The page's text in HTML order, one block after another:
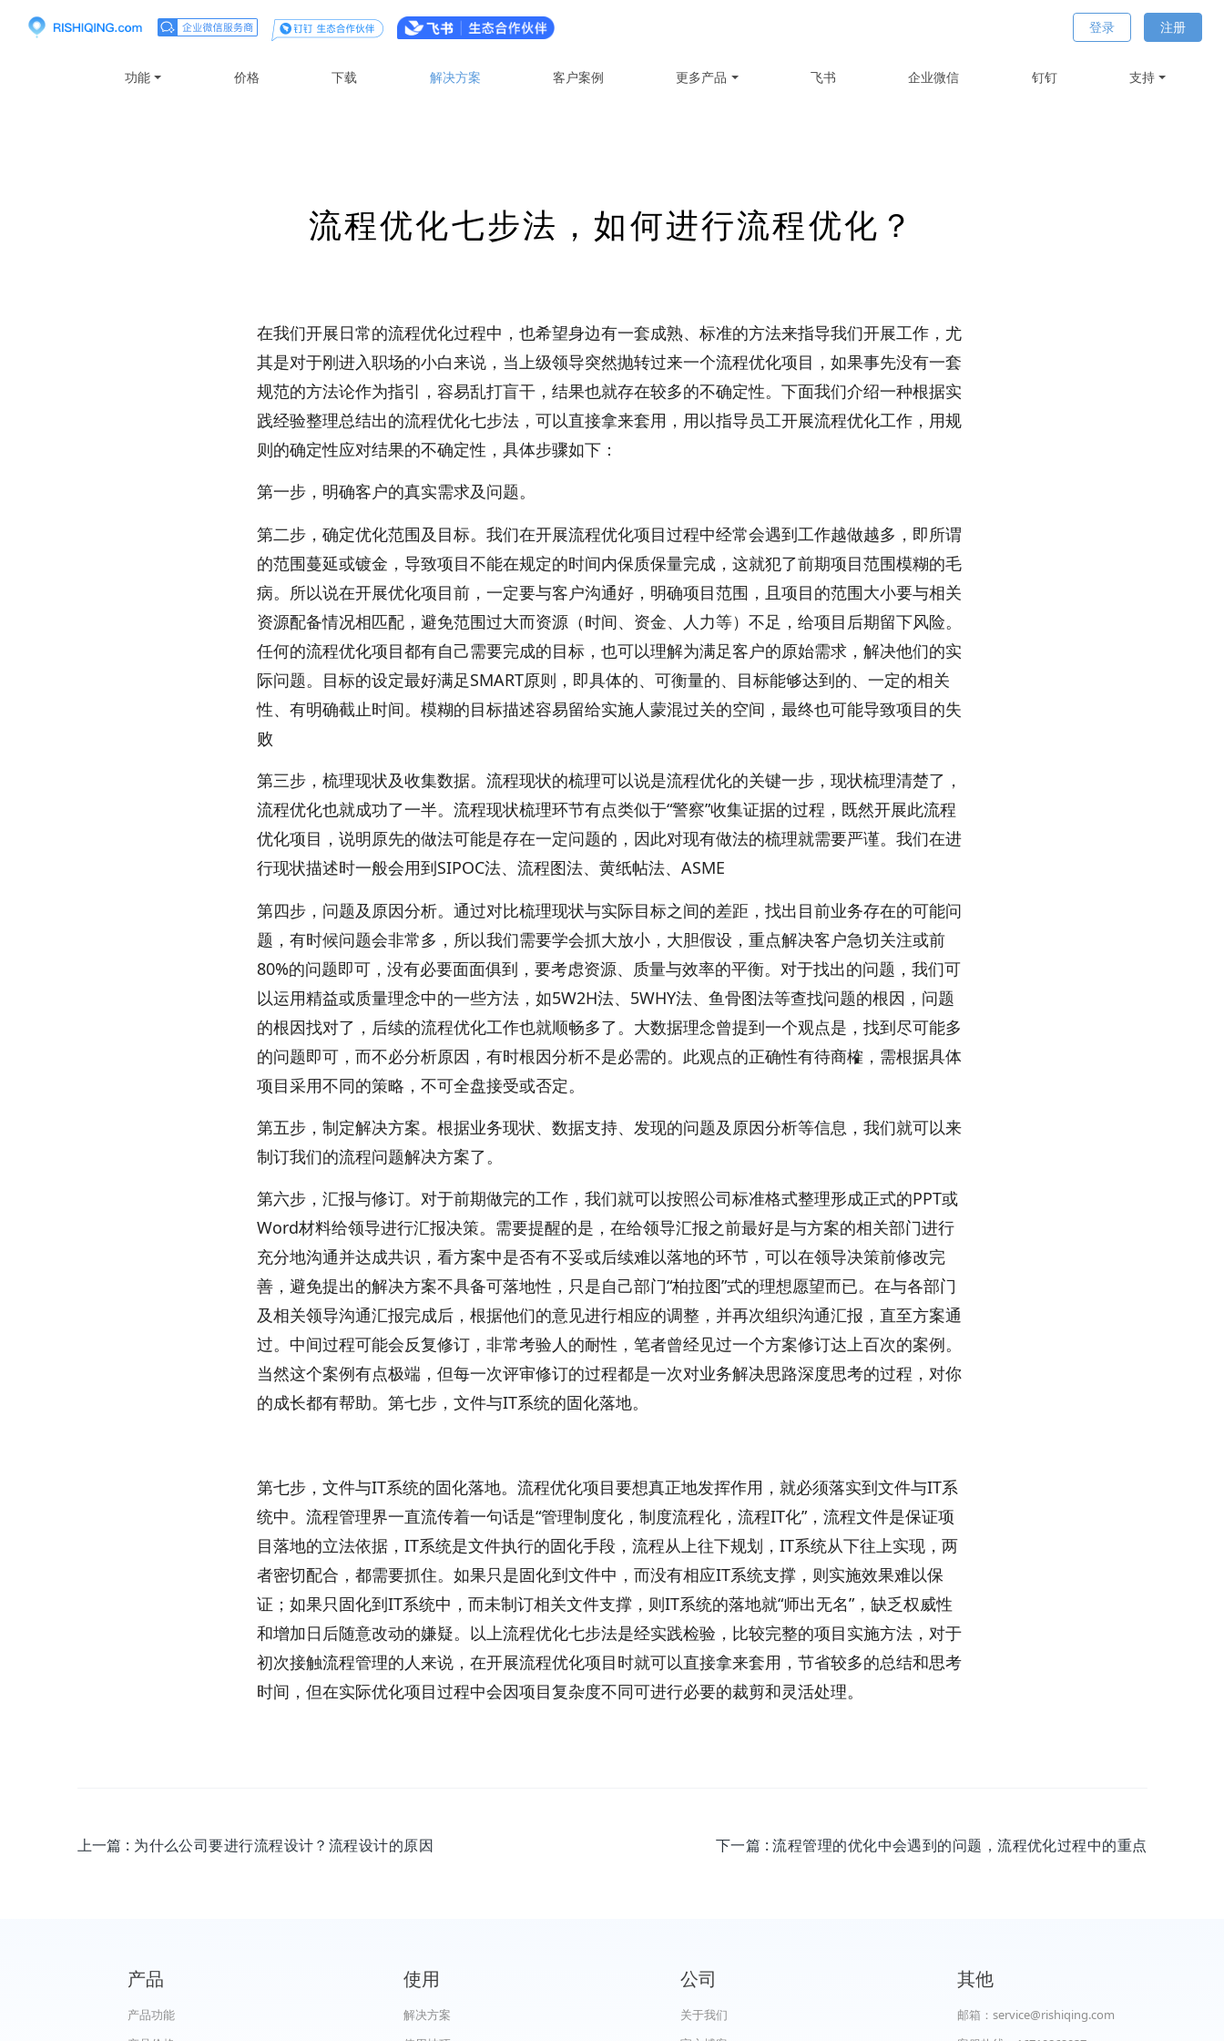
登录 注册
功能 价格 下载 解决方案 客户案例 更多产品 飞书 企业微信 钉钉 支持
流程优化七步法，如何进行流程优化？
在我们开展日常的流程优化过程中，也希望身边有一套成熟、标准的方法来指导我们开展工作，尤
其是对于刚进入职场的小白来说，当上级领导突然抛转过来一个流程优化项目，如果事先没有一套
规范的方法论作为指引，容易乱打盲干，结果也就存在较多的不确定性。下面我们介绍一种根据实
践经验整理总结出的流程优化七步法，可以直接拿来套用，用以指导员工开展流程优化工作，用规
则的确定性应对结果的不确定性，具体步骤如下：
第一步，明确客户的真实需求及问题。
第二步，确定优化范围及目标。我们在开展流程优化项目过程中经常会遇到工作越做越多，即所谓
的范围蔓延或镀金，导致项目不能在规定的时间内保质保量完成，这就犯了前期项目范围模糊的毛
病。所以说在开展优化项目前，一定要与客户沟通好，明确项目范围，且项目的范围大小要与相关
资源配备情况相匹配，避免范围过大而资源（时间、资金、人力等）不足，给项目后期留下风险。
任何的流程优化项目都有自己需要完成的目标，也可以理解为满足客户的原始需求，解决他们的实
际问题。目标的设定最好满足SMART原则，即具体的、可衡量的、目标能够达到的、一定的相关
性、有明确截止时间。模糊的目标描述容易留给实施人蒙混过关的空间，最终也可能导致项目的失
败
第三步，梳理现状及收集数据。流程现状的梳理可以说是流程优化的关键一步，现状梳理清楚了，
流程优化也就成功了一半。流程现状梳理环节有点类似于“警察”收集证据的过程，既然开展此流程
优化项目，说明原先的做法可能是存在一定问题的，因此对现有做法的梳理就需要严谨。我们在进
行现状描述时一般会用到SIPOC法、流程图法、黄纸帖法、ASME
第四步，问题及原因分析。通过对比梳理现状与实际目标之间的差距，找出目前业务存在的可能问
题，有时候问题会非常多，所以我们需要学会抓大放小，大胆假设，重点解决客户急切关注或前
80%的问题即可，没有必要面面俱到，要考虑资源、质量与效率的平衡。对于找出的问题，我们可
以运用精益或质量理念中的一些方法，如5W2H法、5WHY法、鱼骨图法等查找问题的根因，问题
的根因找对了，后续的流程优化工作也就顺畅多了。大数据理念曾提到一个观点是，找到尽可能多
的问题即可，而不必分析原因，有时根因分析不是必需的。此观点的正确性有待商榷，需根据具体
项目采用不同的策略，不可全盘接受或否定。
第五步，制定解决方案。根据业务现状、数据支持、发现的问题及原因分析等信息，我们就可以来
制订我们的流程问题解决方案了。
第六步，汇报与修订。对于前期做完的工作，我们就可以按照公司标准格式整理形成正式的PPT或
Word材料给领导进行汇报决策。需要提醒的是，在给领导汇报之前最好是与方案的相关部门进行
充分地沟通并达成共识，看方案中是否有不妥或后续难以落地的环节，可以在领导决策前修改完
善，避免提出的解决方案不具备可落地性，只是自己部门“柏拉图”式的理想愿望而已。在与各部门
及相关领导沟通汇报完成后，根据他们的意见进行相应的调整，并再次组织沟通汇报，直至方案通
过。中间过程可能会反复修订，非常考验人的耐性，笔者曾经见过一个方案修订达上百次的案例。
当然这个案例有点极端，但每一次评审修订的过程都是一次对业务解决思路深度思考的过程，对你
的成长都有帮助。第七步，文件与IT系统的固化落地。
第七步，文件与IT系统的固化落地。流程优化项目要想真正地发挥作用，就必须落实到文件与IT系
统中。流程管理界一直流传着一句话是“管理制度化，制度流程化，流程IT化”，流程文件是保证项
目落地的立法依据，IT系统是文件执行的固化手段，流程从上往下规划，IT系统从下往上实现，两
者密切配合，都需要抓住。如果只是固化到文件中，而没有相应IT系统支撑，则实施效果难以保
证；如果只固化到IT系统中，而未制订相关文件支撑，则IT系统的落地就“师出无名”，缺乏权威性
和增加日后随意改动的嫌疑。以上流程优化七步法是经实践检验，比较完整的项目实施方法，对于
初次接触流程管理的人来说，在开展流程优化项目时就可以直接拿来套用，节省较多的总结和思考
时间，但在实际优化项目过程中会因项目复杂度不同可进行必要的裁剪和灵活处理。
上一篇 : 为什么公司要进行流程设计？流程设计的原因 下一篇 : 流程管理的优化中会遇到的问题，流程优化过程中的重点
产品
产品功能
使用
解决方案
公司
关于我们
其他
邮箱：service@rishiqing.com